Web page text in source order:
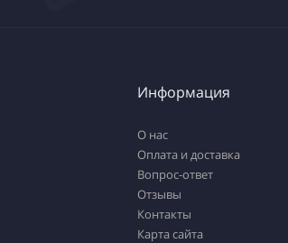
Информация
О нас
Оплата и доставка
Вопрос-ответ
Отзывы
Контакты
Карта сайта